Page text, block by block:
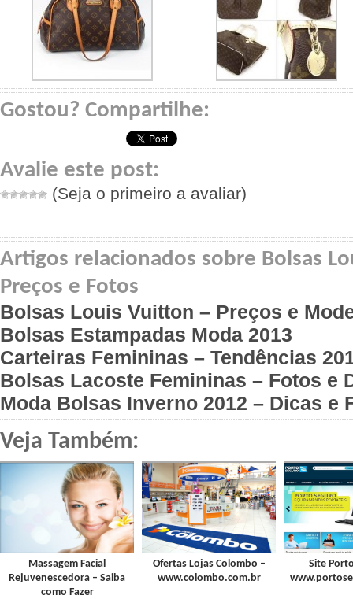
Gostou? Compartilhe:
Avalie este post:
(Seja o primeiro a avaliar)
Artigos relacionados sobre Bolsas
Preços e Fotos
Bolsas Louis Vuitton – Preços e
Bolsas Estampadas Moda 2013
Carteiras Femininas – Tendências
Bolsas Lacoste Femininas – Fotos e
Moda Bolsas Inverno 2012 – Dicas e
Veja Também:
Massagem Facial
Rejuvenescedora – Saiba
como Fazer
Ofertas Lojas Colombo –
www.colombo.com.br
Site